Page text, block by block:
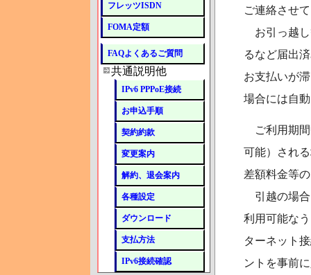
ご連絡させ
お引っ越し
るなど届出
お支払いが
場合には自
ご利用期間
可能）され
差額料金等
引越の場合
利用可能な
ターネット
ントを事前
フレッツISDN
FOMA定額
FAQよくあるご質問
共通説明他
IPv6 PPPoE接続
お申込手順
契約約款
変更案内
解約、退会案内
各種設定
ダウンロード
支払方法
IPv6接続確認